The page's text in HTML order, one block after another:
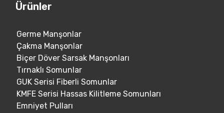
Ürünler
Germe Manşonlar
Çakma Manşonlar
Biçer Döver Sarsak Manşonları
Tırnaklı Somunlar
GUK Serisi Fiberli Somunlar
KMFE Serisi Hassas Kilitleme Somunları
Emniyet Pulları